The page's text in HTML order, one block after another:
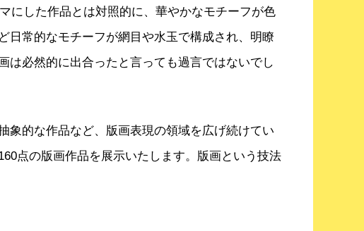
にした作品とは対照的に、華やかなモチーフが色
日常的なモチーフが網目や水玉で構成され、明瞭
は必然的に出合ったと言っても過言ではないでし
象的な作品など、版画表現の領域を広げ続けてい
点の版画作品を展示いたします。版画という技法